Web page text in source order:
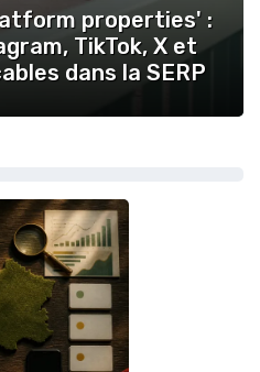
properties' :
TikTok, X et
dans la SERP